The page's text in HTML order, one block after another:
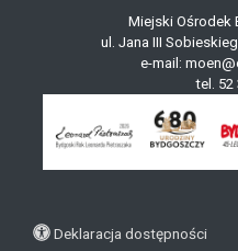
Miejski Ośrodek
ul. Jana III
e-mail:
tel. 52
Deklaracja dostępności